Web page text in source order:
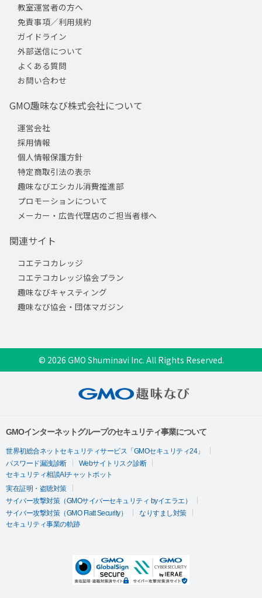
教室運営者の方へ
免責事項／利用規約
ガイドライン
外部送信について
よくある質問
お問い合わせ
GMO趣味なび株式会社について
運営会社
採用情報
個人情報保護方針
特定商取引法の表示
趣味なびエシカル消費推進部
プロモーションについて
メーカー・広告代理店のご担当者様へ
関連サイト
コエテコカレッジ
コエテコカレッジ協会プラン
趣味なびキャスティング
趣味なび協会・団体マガジン
© 2026 GMO Shuminavi Inc. All Rights Reserved.